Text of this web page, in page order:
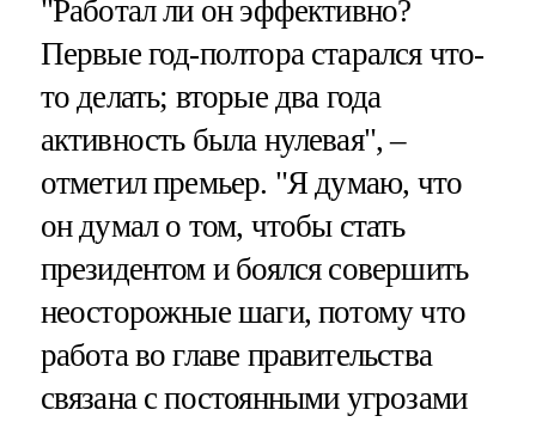
"Работал ли он эффективно?
Первые год-полтора старался что-
то делать; вторые два года
активность была нулевая", –
отметил премьер. "Я думаю, что
он думал о том, чтобы стать
президентом и боялся совершить
неосторожные шаги, потому что
работа во главе правительства
связана с постоянными угрозами